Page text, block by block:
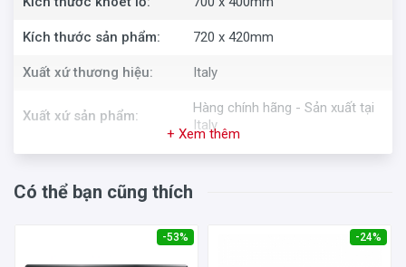
Kích thước sản phẩm: 720 x 420mm
Xuất xứ thương hiệu: Italy
Xuất xứ sản phẩm:
Hàng chính hãng - Sản xuất tại
Italy
+ Xem thêm
Có thể bạn cũng thích
-53% -24%